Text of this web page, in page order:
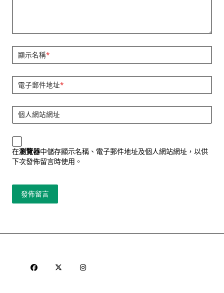
顯示名稱*
電子郵件地址*
個人網站網址
在瀏覽器中儲存顯示名稱、電子郵件地址及個人網站網址，以供
下次發佈留言時使用。